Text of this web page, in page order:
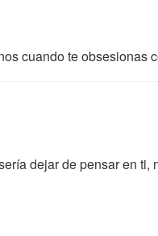
cuando te obsesionas
dejar de pensar en